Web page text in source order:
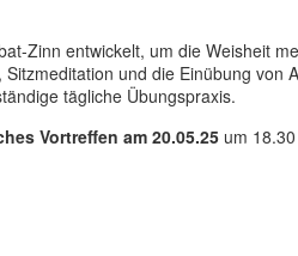
Zinn entwickelt, um die Weisheit
und die Einübung von
tägliche Übungspraxis.
Vortreffen am 20.05.25 um